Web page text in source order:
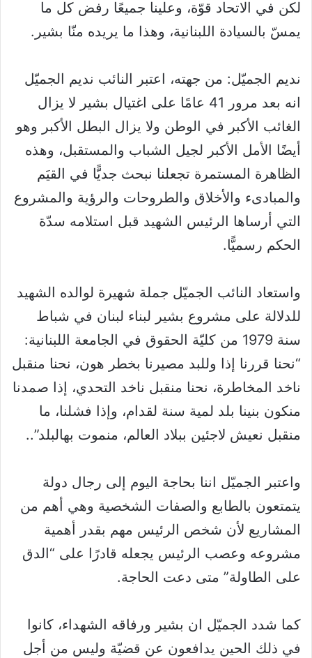
لكن في الاتحاد قوّة، وعلينا جميعًا رفض كل ما
يمسّ بالسيادة اللبنانية، وهذا ما يريده منّا بشير.
نديم الجميّل: من جهته، اعتبر النائب نديم الجميّل
انه بعد مرور 41 عامًا على اغتيال بشير لا يزال
الغائب الأكبر في الوطن ولا يزال البطل الأكبر وهو
أيضًا الأمل الأكبر لجيل الشباب والمستقبل، وهذه
الظاهرة المستمرة تجعلنا نبحث جديًّا في القيَم
والمبادىء والأخلاق والطروحات والرؤية والمشروع
التي أرساها الرئيس الشهيد قبل استلامه سدّة
الحكم رسميًّا.
واستعاد النائب الجميّل جملة شهيرة لوالده الشهيد
للدلالة على مشروع بشير لبناء لبنان في شباط
سنة 1979 من كليّة الحقوق في الجامعة اللبنانية:
“نحنا قررنا إذا وللبد مصيرنا بخطر هون، نحنا منقبل
ناخد المخاطرة، نحنا منقبل ناخد التحدي، إذا صمدنا
منكون بنينا بلد لمية سنة لقدام، وإذا فشلنا، ما
منقبل نعيش لاجئين ببلاد العالم، منموت بهالبلد”..
واعتبر الجميّل اننا بحاجة اليوم إلى رجال دولة
يتمتعون بالطابع والصفات الشخصية وهي أهم من
المشاريع لأن شخص الرئيس مهم بقدر أهمية
مشروعه وعصب الرئيس يجعله قادرًا على “الدق
على الطاولة” متى دعت الحاجة.
كما شدد الجميّل ان بشير ورفاقه الشهداء، كانوا
في ذلك الحين يدافعون عن قضيّة وليس من أجل